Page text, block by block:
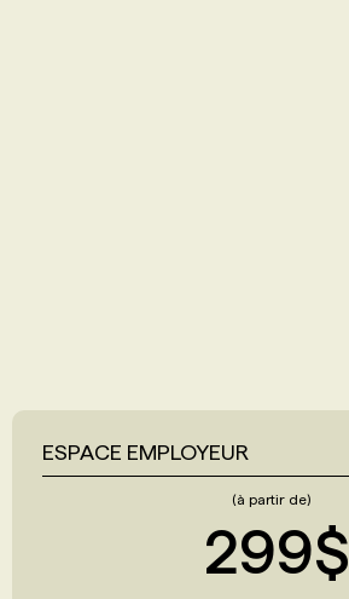
ESPACE EMPLOYEUR
(à partir de)
299$